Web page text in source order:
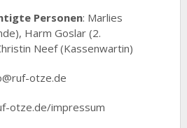
Personen: Marlies
Harm Goslar (2.
Neef (Kassenwartin)
otze.de
otze.de/impressum